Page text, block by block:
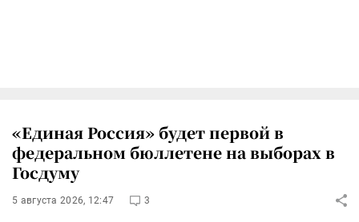
«Единая Россия» будет первой в
федеральном бюллетене на выборах в
Госдуму
5 августа 2026, 12:47 3